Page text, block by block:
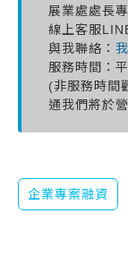
展業處處長專
線上客服
與我聯絡：
服務時間：
(非服務時間
通我們將於
企業專案融資